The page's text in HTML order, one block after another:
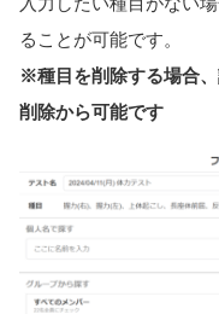
ることが可能です。
※種目を削除する場合
削除から可能です